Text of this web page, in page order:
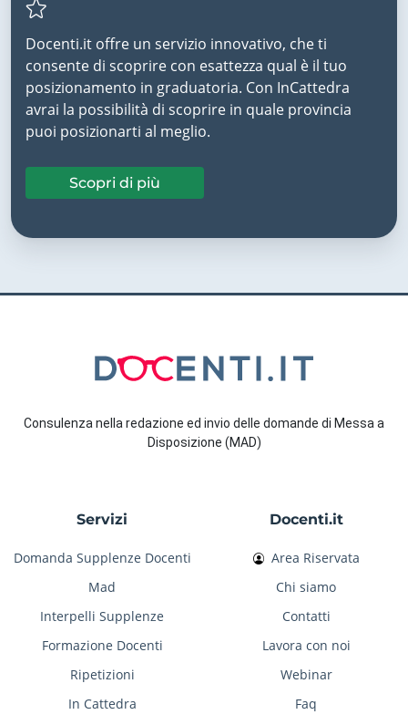
Docenti.it offre un servizio innovativo, che ti
consente di scoprire con esattezza qual è il tuo
posizionamento in graduatoria. Con InCattedra
avrai la possibilità di scoprire in quale provincia
puoi posizionarti al meglio.
Scopri di più
Consulenza nella redazione ed invio delle domande di Messa a
Disposizione (MAD)
Servizi
Domanda Supplenze Docenti
Mad
Interpelli Supplenze
Formazione Docenti
Ripetizioni
In Cattedra
Docenti.it
Area Riservata
Chi siamo
Contatti
Lavora con noi
Webinar
Faq